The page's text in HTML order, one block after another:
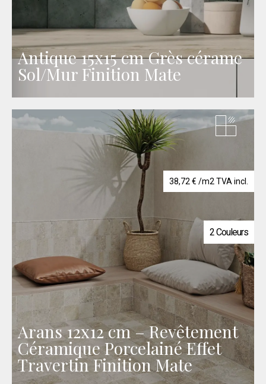
Antique 15x15 cm Grès cérame
Sol/Mur Finition Mate
38,72 € /m2 TVA incl.
2 Couleurs
Arans 12x12 cm – Revêtement
Céramique Porcelainé Effet
Travertin Finition Mate